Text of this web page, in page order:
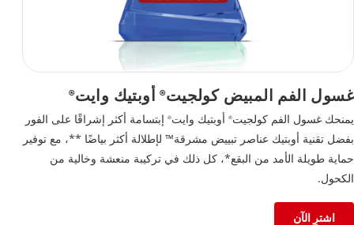
غسول الفم المبيض كولجيت®أوبتيك وايت®
يمنحك غسول الفم كولجيت® أوبتيك وايت® إبتسامة أكثر إشراقًا على الفور
بفضل تقنية أوبتيك عناصر تبييض مشرقة™ لإطلالة أكثر بياضًا **، مع توفير
حماية طويلة الأمد من البقع*، كل ذلك في تركيبة منعشة وخالية من
الكحول.
اشترِ الآن